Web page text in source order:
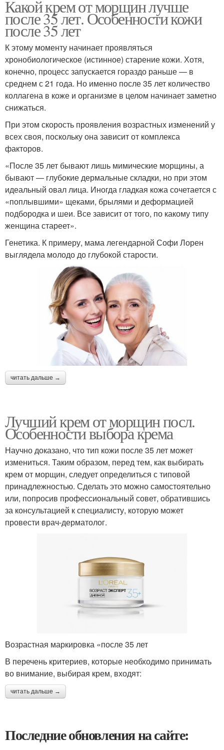
Какой крем от морщин лучше
после 35 лет. Особенности кожи
после 35 лет
К этому моменту начинает проявляться
хронобиологическое (истинное) старение кожи. Хотя,
конечно, процесс запускается гораздо раньше — в
среднем с 21 года. Но именно после 35 лет количество
коллагена в коже и организме в целом начинает заметно
снижаться.
При этом скорость проявления возрастных изменений у
всех своя, поскольку она зависит от комплекса
факторов.
«После 35 лет бывают лишь мимические морщины, а
бывают — глубокие дермальные складки, но при этом
идеальный овал лица. Иногда гладкая кожа сочетается с
«поплывшими» щеками, брылями и деформацией
подбородка и шеи. Все зависит от того, по какому типу
женщина стареет».
Генетика. К примеру, мама легендарной Софи Лорен
выглядела молодо до глубокой старости.
читать дальше →
Лучший крем от морщин посл.
Особенности выбора крема
Научно доказано, что тип кожи после 35 лет может
измениться. Таким образом, перед тем, как выбирать
крем от морщин, следует определиться с типовой
принадлежностью. Сделать это можно самостоятельно
или, попросив профессиональный совет, обратившись
за консультацией к специалисту, которую может
провести врач-дерматолог.
Возрастная маркировка «после 35 лет
В перечень критериев, которые необходимо принимать
во внимание, выбирая крем, входят:
читать дальше →
Последние обновления на сайте: